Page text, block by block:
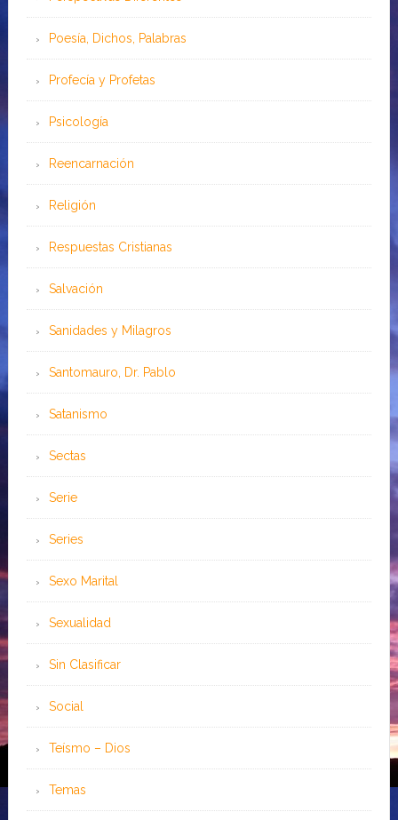
Poesía, Dichos, Palabras
Profecía y Profetas
Psicología
Reencarnación
Religión
Respuestas Cristianas
Salvación
Sanidades y Milagros
Santomauro, Dr. Pablo
Satanismo
Sectas
Serie
Series
Sexo Marital
Sexualidad
Sin Clasificar
Social
Teísmo – Dios
Temas